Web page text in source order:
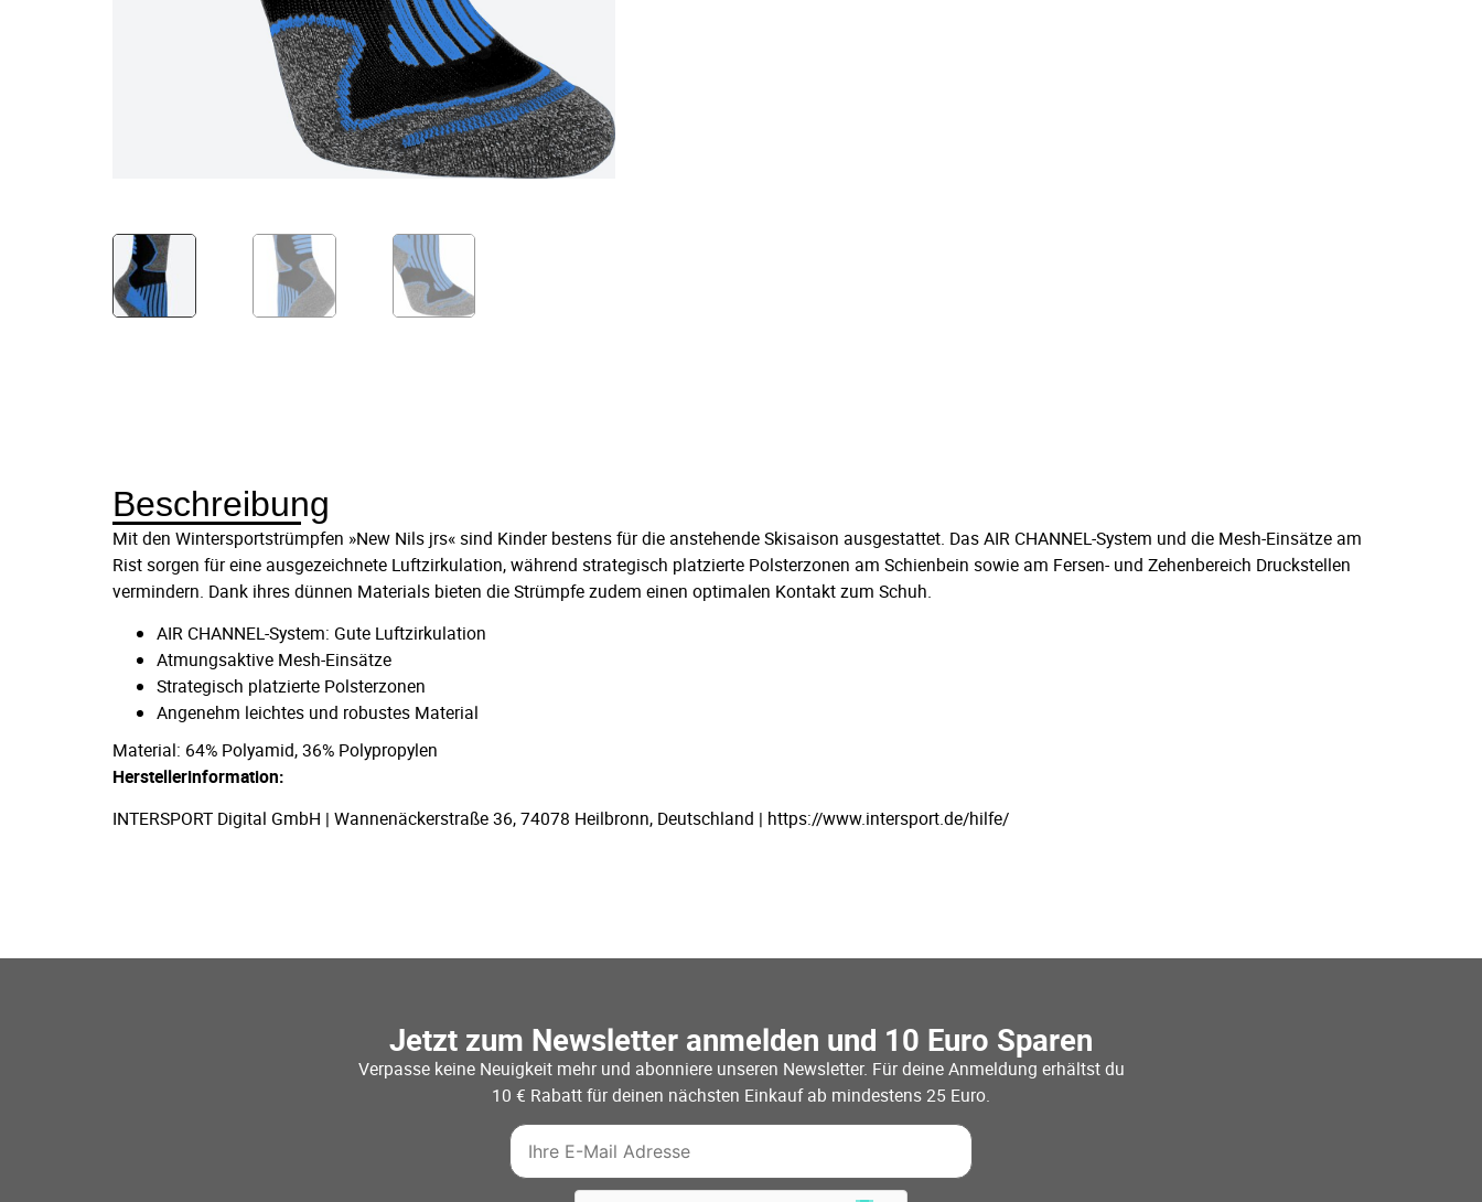
Beschreibung
Mit den Wintersportstrümpfen »New Nils jrs« sind Kinder bestens für die anstehende Skisaison ausgestattet. Das AIR CHANNEL-System und die Mesh-Einsätze am
Rist sorgen für eine ausgezeichnete Luftzirkulation, während strategisch platzierte Polsterzonen am Schienbein sowie am Fersen- und Zehenbereich Druckstellen
vermindern. Dank ihres dünnen Materials bieten die Strümpfe zudem einen optimalen Kontakt zum Schuh.
AIR CHANNEL-System: Gute Luftzirkulation
Atmungsaktive Mesh-Einsätze
Strategisch platzierte Polsterzonen
Angenehm leichtes und robustes Material
Material: 64% Polyamid, 36% Polypropylen
Herstellerinformation:
INTERSPORT Digital GmbH | Wannenäckerstraße 36, 74078 Heilbronn, Deutschland | https://www.intersport.de/hilfe/
Jetzt zum Newsletter anmelden und 10 Euro Sparen
Verpasse keine Neuigkeit mehr und abonniere unseren Newsletter. Für deine Anmeldung erhältst du
10 € Rabatt für deinen nächsten Einkauf ab mindestens 25 Euro.